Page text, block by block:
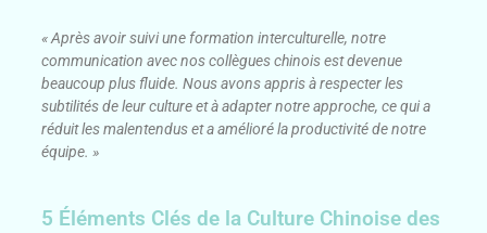
« Après avoir suivi une formation interculturelle, notre
communication avec nos collègues chinois est devenue
beaucoup plus fluide. Nous avons appris à respecter les
subtilités de leur culture et à adapter notre approche, ce qui a
réduit les malentendus et a amélioré la productivité de notre
équipe. »
5 Éléments Clés de la Culture Chinoise des